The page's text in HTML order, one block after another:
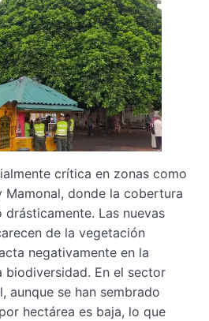
crítica en zonas como
Mamonal, donde la cobertura
Las nuevas
de la vegetación
negativamente en la
biodiversidad. En el sector
aunque se han sembrado
hectárea es baja, lo que